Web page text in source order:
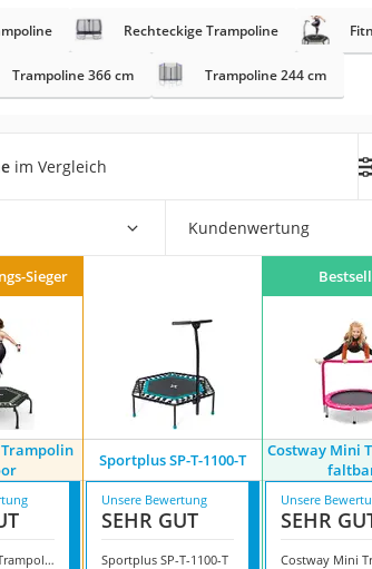
Reiten
Rechteckige Trampoline
Trampoline 366 cm Trampoline 244 cm
im Vergleich
Kundenwertung
Sieger
Trampolin
Sportplus ‎SP-T-1100-T
Costway Mini
Bcan Fitness Trampolin Indoor
Unsere Bewertung
SEHR GUT
Sportplus ‎SP-T-1100-T
Unsere
SEHR